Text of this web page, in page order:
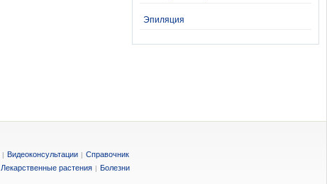
Эпиляция
| Видеоконсультации | Справочник
Лекарственные растения | Болезни